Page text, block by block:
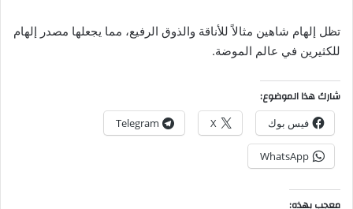
تظل إلهام شاهين مثالاً للأناقة والذوق الرفيع، مما يجعلها مصدر إلهام
للكثيرين في عالم الموضة.
شارك هذا الموضوع:
فيس بوك X
Telegram
WhatsApp
معجب بهذه: